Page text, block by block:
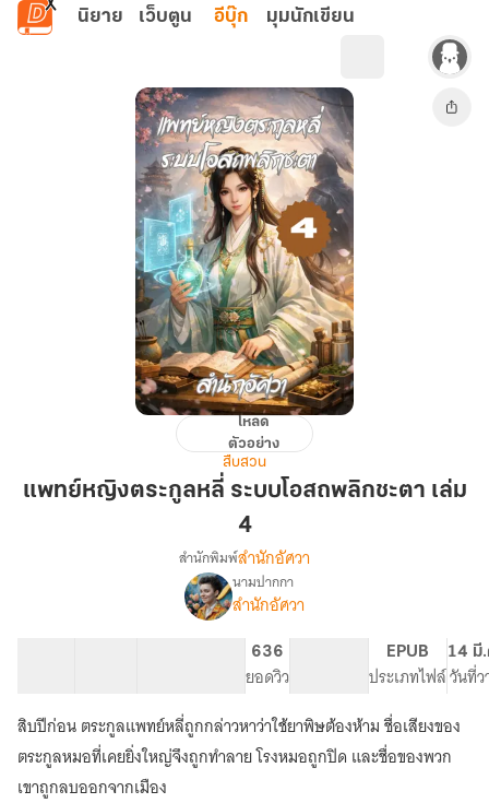
ข้ามไปยังเนื้อหาหลัก
นิยาย เว็บตูน อีบุ๊ก มุมนักเขียน
แพทย์
ตระ
ชะตา
4
โหลด
ตัวอย่าง
สืบสวน
แพทย์หญิงตระกูลหลี่ ระบบโอสถพลิกชะตา เล่ม
4
เรื่อง
แพทย์
หญิง
ตระ
กูล
หลี่
ระบบ
โอสถ
พลิก
สำนักพิมพ์สำนักอัศวา
นามปากกา
สำนักอัศวา
636
ยอดวิว
EPUB
ประเภทไฟล์
14 มี
วันที่ว
สิบปีก่อน ตระกูลแพทย์หลี่ถูกกล่าวหาว่าใช้ยาพิษต้องห้าม ชื่อเสียงของ
ตระกูลหมอที่เคยยิ่งใหญ่จึงถูกทำลาย โรงหมอถูกปิด และชื่อของพวก
เขาถูกลบออกจากเมือง